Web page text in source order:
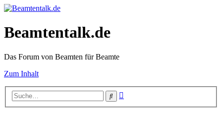
Beamtentalk.de
Das Forum von Beamten für Beamte
Zum Inhalt
Suche